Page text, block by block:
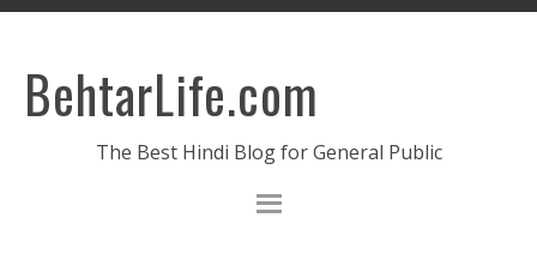
BehtarLife.com
The Best Hindi Blog for General Public